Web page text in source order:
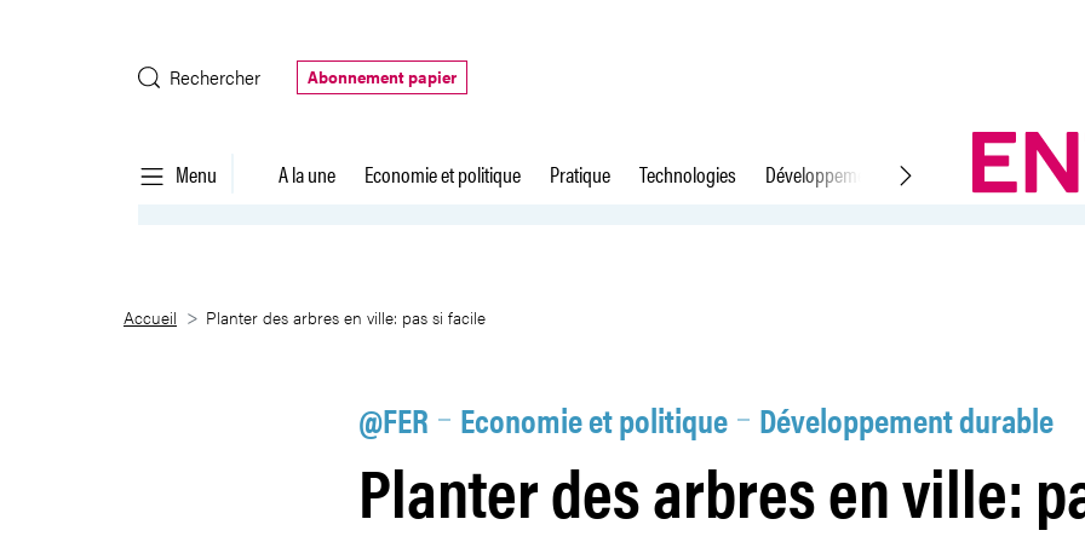
Rechercher
Abonnement papier
Menu A la une Economie et politique Pratique Technologies Développement durable Droit du travail
Planter des arbres en ville: pas si facile
Accueil Planter des arbres en ville: pas si facile
@FER Economie et politique Développement durable
Planter des arbres en ville: